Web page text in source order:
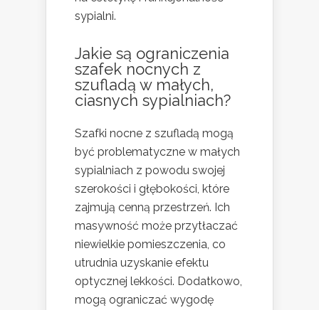
sypialni.
Jakie są ograniczenia
szafek nocnych z
szufladą w małych,
ciasnych sypialniach?
Szafki nocne z szufladą mogą
być problematyczne w małych
sypialniach z powodu swojej
szerokości i głębokości, które
zajmują cenną przestrzeń. Ich
masywność może przytłaczać
niewielkie pomieszczenia, co
utrudnia uzyskanie efektu
optycznej lekkości. Dodatkowo,
mogą ograniczać wygodę